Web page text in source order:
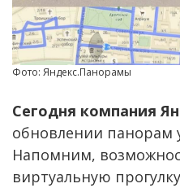
Фото: Яндекс.Панорамы
Сегодня компания
обновлении панорам
Напомним,
виртуальную